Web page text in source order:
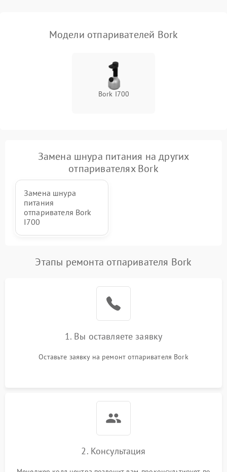
Поломка системы защиты
1000 ₽ Подробнее →
1000 ₽
Модели отпаривателей Bork
Bork I700
Замена шнура питания на других
отпаривателях Bork
Замена шнура
питания
отпаривателя Bork
I700
Этапы ремонта отпаривателя Bork
1. Вы оставляете заявку
Оставьте заявку на ремонт отпаривателя Bork
2. Консультация